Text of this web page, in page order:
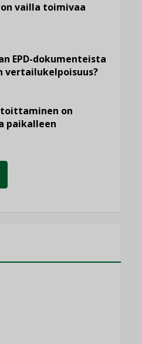
vailla toimivaa
EPD-dokumenteista
on
paikalleen